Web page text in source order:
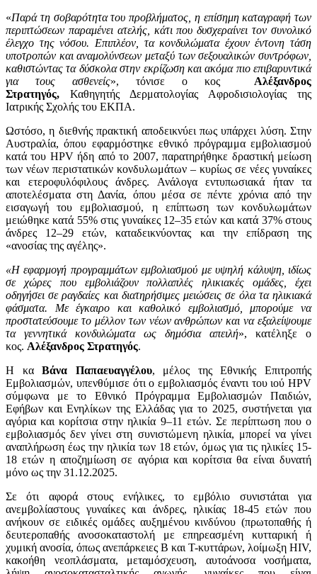
«Παρά τη σοβαρότητα του προβλήματος, η επίσημη καταγραφή των
περιπτώσεων παραμένει ατελής, κάτι που δυσχεραίνει τον συνολικό
έλεγχο της νόσου. Επιπλέον, τα κονδυλώματα έχουν έντονη τάση
υποτροπών και αναμολύνσεων μεταξύ των σεξουαλικών συντρόφων,
καθιστώντας τα δύσκολα στην εκρίζωση και ακόμα πιο επιβαρυντικά
για τους ασθενείς», τόνισε ο κος Αλέξανδρος
Στρατηγός, Καθηγητής Δερματολογίας Αφροδισιολογίας της
Ιατρικής Σχολής του ΕΚΠΑ.
Ωστόσο, η διεθνής πρακτική αποδεικνύει πως υπάρχει λύση. Στην
Αυστραλία, όπου εφαρμόστηκε εθνικό πρόγραμμα εμβολιασμού
κατά του HPV ήδη από το 2007, παρατηρήθηκε δραστική μείωση
των νέων περιστατικών κονδυλωμάτων – κυρίως σε νέες γυναίκες
και ετεροφυλόφιλους άνδρες. Ανάλογα εντυπωσιακά ήταν τα
αποτελέσματα στη Δανία, όπου μέσα σε πέντε χρόνια από την
εισαγωγή του εμβολιασμού, η επίπτωση των κονδυλωμάτων
μειώθηκε κατά 55% στις γυναίκες 12–35 ετών και κατά 37% στους
άνδρες 12–29 ετών, καταδεικνύοντας και την επίδραση της
«ανοσίας της αγέλης».
«Η εφαρμογή προγραμμάτων εμβολιασμού με υψηλή κάλυψη, ιδίως
σε χώρες που εμβολιάζουν πολλαπλές ηλικιακές ομάδες, έχει
οδηγήσει σε ραγδαίες και διατηρήσιμες μειώσεις σε όλα τα ηλικιακά
φάσματα. Με έγκαιρο και καθολικό εμβολιασμό, μπορούμε να
προστατεύσουμε το μέλλον των νέων ανθρώπων και να εξαλείψουμε
τα γεννητικά κονδυλώματα ως δημόσια απειλή», κατέληξε ο
κος. Αλέξανδρος Στρατηγός.
Η καΒάνα Παπαευαγγέλου, μέλος της Εθνικής Επιτροπής
Εμβολιασμών, υπενθύμισε ότι ο εμβολιασμός έναντι του ιού HPV
σύμφωνα με το Εθνικό Πρόγραμμα Εμβολιασμών Παιδιών,
Εφήβων και Ενηλίκων της Ελλάδας για το 2025, συστήνεται για
αγόρια και κορίτσια στην ηλικία 9–11 ετών. Σε περίπτωση που ο
εμβολιασμός δεν γίνει στη συνιστώμενη ηλικία, μπορεί να γίνει
αναπλήρωση έως την ηλικία των 18 ετών, όμως για τις ηλικίες 15-
18 ετών η αποζημίωση σε αγόρια και κορίτσια θα είναι δυνατή
μόνο ως την 31.12.2025.
Σε ότι αφορά στους ενήλικες, το εμβόλιο συνιστάται για
ανεμβολίαστους γυναίκες και άνδρες, ηλικίας 18-45 ετών που
ανήκουν σε ειδικές ομάδες αυξημένου κινδύνου (πρωτοπαθής ή
δευτεροπαθής ανοσοκαταστολή με επηρεασμένη κυτταρική ή
χυμική ανοσία, όπως ανεπάρκειες Β και Τ-κυττάρων, λοίμωξη HIV,
κακοήθη νεοπλάσματα, μεταμόσχευση, αυτοάνοσα νοσήματα,